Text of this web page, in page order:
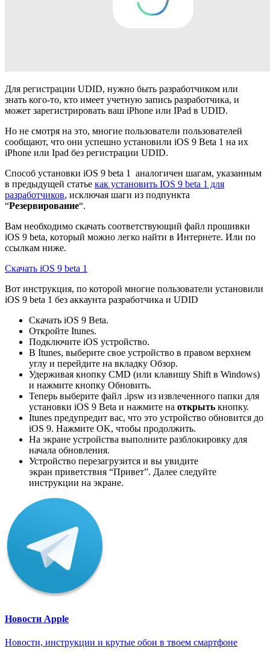
Для регистрации UDID, нужно быть разработчиком или
знать кого-то, кто имеет учетную запись разработчика, и
может зарегистрировать ваш iPhone или IPad в UDID.
Но не смотря на это, многие пользователи пользователей
сообщают, что они успешно установили iOS 9 Beta 1 на их
iPhone или Ipad без регистрации UDID.
Способ установки iOS 9 beta 1 аналогичен шагам, указанным
в предыдущей статье как установить IOS 9 beta 1 для
разработчиков, исключая шаги из подпункта
“Резервирование“.
Вам необходимо скачать соответствующий файл прошивки
iOS 9 beta, который можно легко найти в Интернете. Или по
ссылкам ниже.
Скачать iOS 9 beta 1
Вот инструкция, по которой многие пользователи установили
iOS 9 beta 1 без аккаунта разработчика и UDID
Скачать iOS 9 Beta.
Откройте Itunes.
Подключите iOS устройство.
В Itunes, выберите свое устройство в правом верхнем
углу и перейдите на вкладку Обзор.
Удерживая кнопку CMD (или клавишу Shift в Windows)
и нажмите кнопку Обновить.
Теперь выберите файл .ipsw из извлеченного папки для
установки iOS 9 Beta и нажмите на открыть кнопку.
Itunes предупредит вас, что это устройство обновится до
iOS 9. Нажмите OK, чтобы продолжить.
На экране устройства выполните разблокировку для
начала обновления.
Устройство перезагрузится и вы увидите
экран приветствия “Привет”. Далее следуйте
инструкции на экране.
Новости Apple
Новости, инструкции и крутые обои в твоем смартфоне